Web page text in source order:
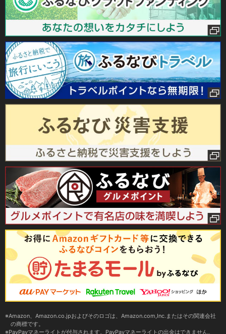
Amazon、Amazon.co.jpおよびそのロゴは、Amazon.com,Inc.またはその関連会社
の商標です。
PayPayマネーライトが付与されます。PayPayマネーライトの出金はできません。